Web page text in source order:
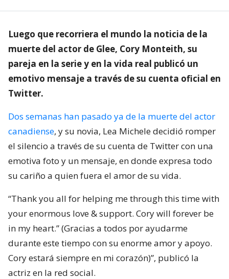
Luego que recorriera el mundo la noticia de la
muerte del actor de Glee, Cory Monteith, su
pareja en la serie y en la vida real publicó un
emotivo mensaje a través de su cuenta oficial en
Twitter.
Dos semanas han pasado ya de la muerte del actor
canadiense, y su novia, Lea Michele decidió romper
el silencio a través de su cuenta de Twitter con una
emotiva foto y un mensaje, en donde expresa todo
su cariño a quien fuera el amor de su vida.
“Thank you all for helping me through this time with
your enormous love & support. Cory will forever be
in my heart.” (Gracias a todos por ayudarme
durante este tiempo con su enorme amor y apoyo.
Cory estará siempre en mi corazón)”, publicó la
actriz en la red social.